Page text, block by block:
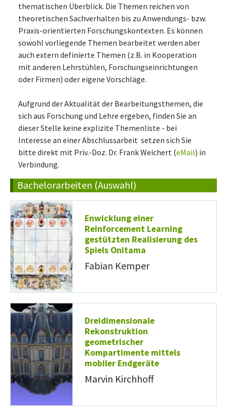
thematischen Überblick. Die Themen reichen von
theoretischen Sachverhalten bis zu Anwendungs- bzw.
Praxis-orientierten Forschungskontexten. Es können
sowohl vorliegende Themen bearbeitet werden aber
auch extern definierte Themen (z.B. in Kooperation
mit anderen Lehrstühlen, Forschungseinrichtungen
oder Firmen) oder eigene Vorschläge.
Aufgrund der Aktualität der Bearbeitungsthemen, die
sich aus Forschung und Lehre ergeben, finden Sie an
dieser Stelle keine explizite Themenliste - bei
Interesse an einer Abschlussarbeit setzen sich Sie
bitte direkt mit Priv.-Doz. Dr. Frank Weichert (eMail) in
Verbindung.
Bachelorarbeiten (Auswahl)
Enwicklung einer
Reinforcement Learning
gestützten Realisierung des
Spiels Onitama
Fabian Kemper
Dreidimensionale
Rekonstruktion
geometrischer
Kompartimente mittels
mobiler Endgeräte
Marvin Kirchhoff